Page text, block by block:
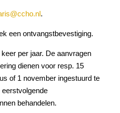
.
een ontvangstbevestiging.
per jaar. De aanvragen
dienen voor resp. 15
of 1 november ingestuurd te
behandelen.